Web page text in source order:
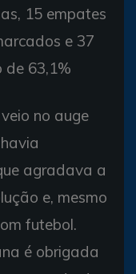
15 empates
e 37
de 63,1%
no auge
agradava a
e, mesmo
futebol.
é obrigada